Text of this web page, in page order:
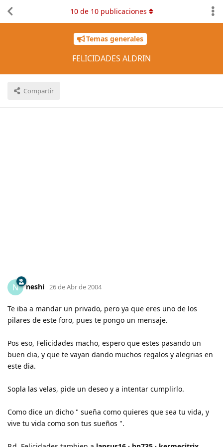
Temas generales
FELICIDADES ALDRIN
Compartir
10de 10publicaciones
N neshi 26 de Abr de 2004
Te iba a mandar un privado, pero ya que eres uno de los
pilares de este foro, pues te pongo un mensaje.
Pos eso, Felicidades macho, espero que estes pasando un
buen dia, y que te vayan dando muchos regalos y alegrias en
este dia.
Sopla las velas, pide un deseo y a intentar cumplirlo.
Como dice un dicho " sueña como quieres que sea tu vida, y
vive tu vida como son tus sueños ".